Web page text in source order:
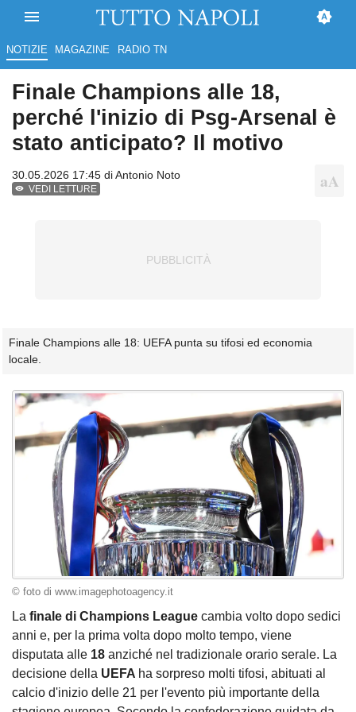
NOTIZIE MAGAZINE RADIO TN
Finale Champions alle 18,
perché l'inizio di Psg-Arsenal è
stato anticipato? Il motivo
30.05.2026 17:45 diAntonio Noto
VEDI LETTURE
Finale Champions alle 18: UEFA punta su tifosi ed economia
locale.
© foto di www.imagephotoagency.it
La finale di Champions League cambia volto dopo sedici
anni e, per la prima volta dopo molto tempo, viene
disputata alle 18 anziché nel tradizionale orario serale. La
decisione della UEFA ha sorpreso molti tifosi, abituati al
calcio d'inizio delle 21 per l'evento più importante della